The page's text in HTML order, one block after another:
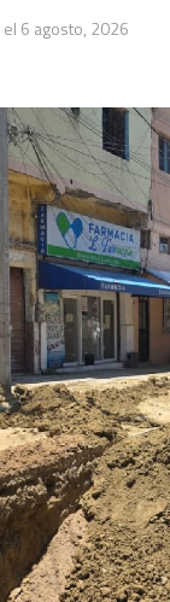
el 6 agosto, 2026